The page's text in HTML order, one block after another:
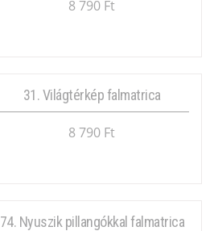
8 790 Ft
31. Világtérkép falmatrica
8 790 Ft
74. Nyuszik pillangókkal falmatrica